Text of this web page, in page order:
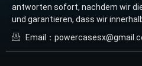
antworten sofort, nachdem wir
und garantieren, dass wir
Email：